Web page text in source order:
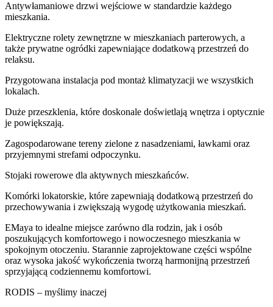
Antywłamaniowe drzwi wejściowe w standardzie każdego
mieszkania.
Elektryczne rolety zewnętrzne w mieszkaniach parterowych, a
także prywatne ogródki zapewniające dodatkową przestrzeń do
relaksu.
Przygotowana instalacja pod montaż klimatyzacji we wszystkich
lokalach.
Duże przeszklenia, które doskonale doświetlają wnętrza i optycznie
je powiększają.
Zagospodarowane tereny zielone z nasadzeniami, ławkami oraz
przyjemnymi strefami odpoczynku.
Stojaki rowerowe dla aktywnych mieszkańców.
Komórki lokatorskie, które zapewniają dodatkową przestrzeń do
przechowywania i zwiększają wygodę użytkowania mieszkań.
EMaya to idealne miejsce zarówno dla rodzin, jak i osób
poszukujących komfortowego i nowoczesnego mieszkania w
spokojnym otoczeniu. Starannie zaprojektowane części wspólne
oraz wysoka jakość wykończenia tworzą harmonijną przestrzeń
sprzyjającą codziennemu komfortowi.
RODIS – myślimy inaczej